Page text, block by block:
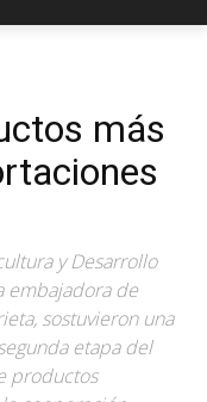
más
y Desarrollo
embajadora de
sostuvieron una
etapa del
productos